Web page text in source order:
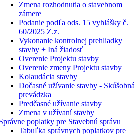
Zmena rozhodnutia o stavebnom
zámere
Podanie podľa ods. 15 vyhlášky č.
60/2025 Z.z.
Vykonanie kontrolnej prehliadky
stavby + Iná žiadosť
Overenie Projektu stavby
Overenie zmeny Projektu stavby
Kolaudácia stavby
Dočasné užívanie stavby - Skúšobná
prevádzka
Predčasné užívanie stavby
Zmena v užívaní stavby
poplatky pre Stavebnú správu
Tabuľka správnych poplatkov pre